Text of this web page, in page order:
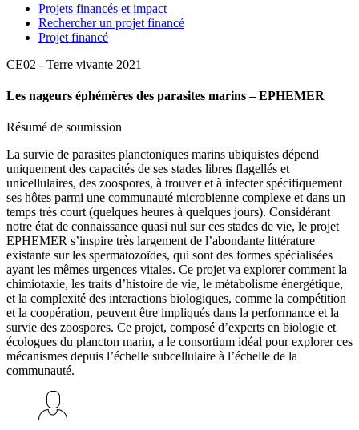
Projets financés et impact
Rechercher un projet financé
Projet financé
CE02 - Terre vivante 2021
Les nageurs éphémères des parasites marins – EPHEMER
Résumé de soumission
La survie de parasites planctoniques marins ubiquistes dépend
uniquement des capacités de ses stades libres flagellés et
unicellulaires, des zoospores, à trouver et à infecter spécifiquement
ses hôtes parmi une communauté microbienne complexe et dans un
temps très court (quelques heures à quelques jours). Considérant
notre état de connaissance quasi nul sur ces stades de vie, le projet
EPHEMER s’inspire très largement de l’abondante littérature
existante sur les spermatozoïdes, qui sont des formes spécialisées
ayant les mêmes urgences vitales. Ce projet va explorer comment la
chimiotaxie, les traits d’histoire de vie, le métabolisme énergétique,
et la complexité des interactions biologiques, comme la compétition
et la coopération, peuvent être impliqués dans la performance et la
survie des zoospores. Ce projet, composé d’experts en biologie et
écologues du plancton marin, a le consortium idéal pour explorer ces
mécanismes depuis l’échelle subcellulaire à l’échelle de la
communauté.